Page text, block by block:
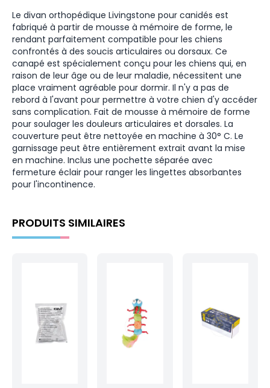
Le divan orthopédique Livingstone pour canidés est
fabriqué à partir de mousse à mémoire de forme, le
rendant parfaitement compatible pour les chiens
confrontés à des soucis articulaires ou dorsaux. Ce
canapé est spécialement conçu pour les chiens qui, en
raison de leur âge ou de leur maladie, nécessitent une
place vraiment agréable pour dormir. Il n'y a pas de
rebord à l'avant pour permettre à votre chien d'y accéder
sans complication. Fait de mousse à mémoire de forme
pour soulager les douleurs articulaires et dorsales. La
couverture peut être nettoyée en machine à 30° C. Le
garnissage peut être entièrement extrait avant la mise
en machine. Inclus une pochette séparée avec
fermeture éclair pour ranger les lingettes absorbantes
pour l'incontinence.
PRODUITS SIMILAIRES